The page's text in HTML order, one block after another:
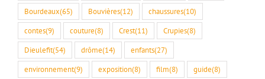
Bourdeaux(65) Bouvières(12) chaussures(10)
contes(9) couture(8) Crest(11) Crupies(8)
Dieulefit(54) drôme(14) enfants(27)
environnement(9) exposition(8) film(8) guide(8)